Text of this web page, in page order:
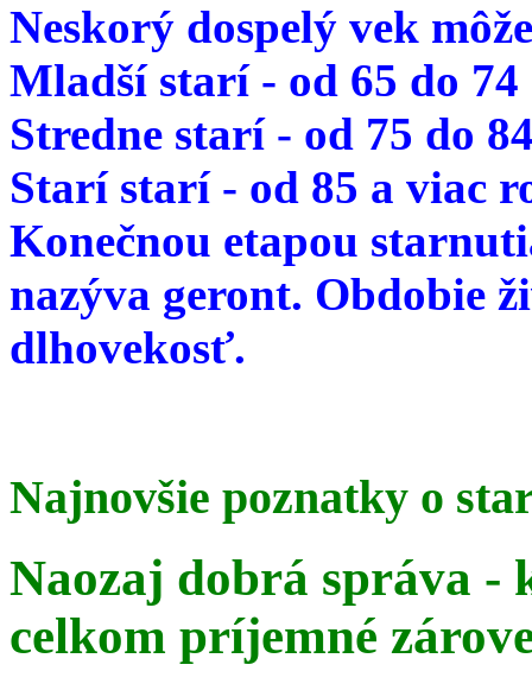
Neskorý dospelý vek
Mladší starí - od 65 do
Stredne starí - od 75 do
Starí starí - od 85 a viac
Konečnou etapou
nazýva geront. Obdobie
dlhovekosť.
Najnovšie poznatky o
Naozaj dobrá správa -
celkom príjemné